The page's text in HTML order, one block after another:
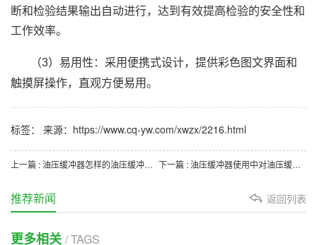
断和检验结果输出自动进行，达到有效提高检验的安全性和
工作效率。
（3）易用性：采用便携式设计，提供彩色图文界面和
触摸屏操作，直观方便易用。
标签： 来源：https://www.cq-yw.com/xwzx/2216.html
上一篇 : 油压缓冲器怎样的油压缓冲器选型 下一篇 : 油压缓冲器使用中对油压缓冲器怎么安装操作人员的一些规范要求
返回列表
推荐新闻
更多相关 / TAGS